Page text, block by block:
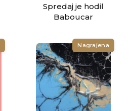
Mackesy
Spredaj je hodil
Baboucar
Nagrajena